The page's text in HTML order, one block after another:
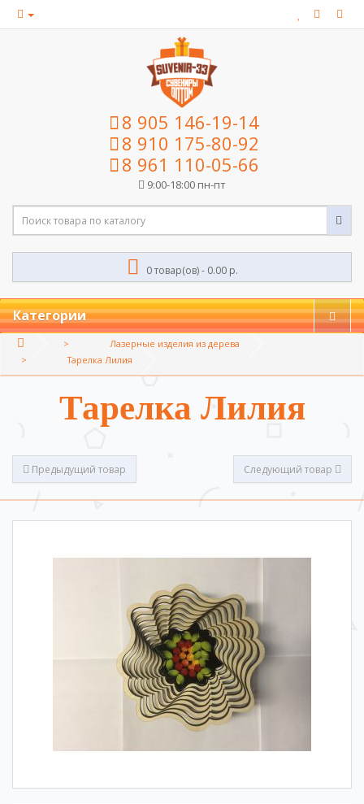
8 905 146-19-14
8 910 175-80-92
8 961 110-05-66
9:00-18:00 пн-пт
0 товар(ов) - 0.00 р.
Категории
Лазерные изделия из дерева
Тарелка Лилия
Тарелка Лилия
Предыдущий товар Следующий товар